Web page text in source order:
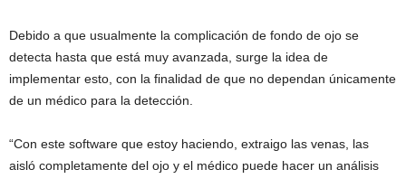
Debido a que usualmente la complicación de fondo de ojo se
detecta hasta que está muy avanzada, surge la idea de
implementar esto, con la finalidad de que no dependan únicamente
de un médico para la detección.
“Con este software que estoy haciendo, extraigo las venas, las
aisló completamente del ojo y el médico puede hacer un análisis